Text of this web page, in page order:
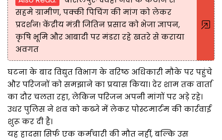
सहमे ग्रामीण, पक्की पिचिंग की मांग को लेकर
प्रदर्शन! केंद्रीय मंत्री जितिन प्रसाद को भेजा ज्ञापन,
कृषि भूमि और आबादी पर मंडरा रहे खतरे से कराया
अवगत
घटना के बाद विद्युत विभाग के वरिष्ठ अधिकारी मौके पर पहुंचे
और परिजनों को समझाने का प्रयास किया। देर शाम तक वार्ता
का दौर चलता रहा, लेकिन परिजन अपनी मांगों पर अड़े रहे।
उधर पुलिस ने शव को कब्जे में लेकर पोस्टमार्टम की कार्रवाई
शुरू कर दी है।
यह हादसा सिर्फ एक कर्मचारी की मौत नहीं, बल्कि उस